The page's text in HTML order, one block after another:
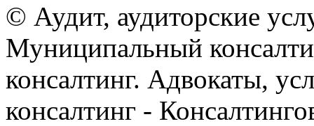
© Аудит, аудиторские
Муниципальный
консалтинг. Адвокаты,
консалтинг -